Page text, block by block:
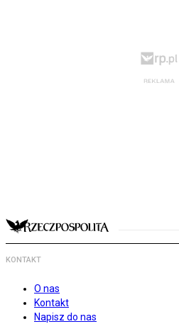
KONTAKT
O nas
Kontakt
Napisz do nas